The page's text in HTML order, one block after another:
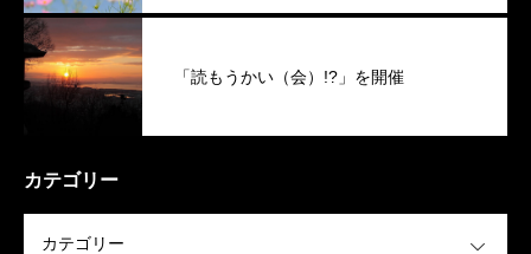
「読もうかい（会）!?」を開催
カテゴリー